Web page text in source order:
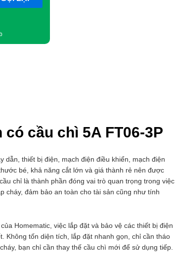
cầu chì 5A FT06-3P
thiết bị điện, mạch điện điều khiển, mạch điện
bé, khả năng cắt lớn và giá thành rẻ nên được
chỉ là thành phần đóng vai trò quan trọng trong việc
cháy, đảm bảo an toàn cho tài sản cũng như tính
Homematic, việc lắp đặt và bảo vệ các thiết bị điện
Không tốn diện tích, lắp đặt nhanh gọn, chỉ cần tháo
bạn chỉ cần thay thế cầu chì mới để sử dụng tiếp.